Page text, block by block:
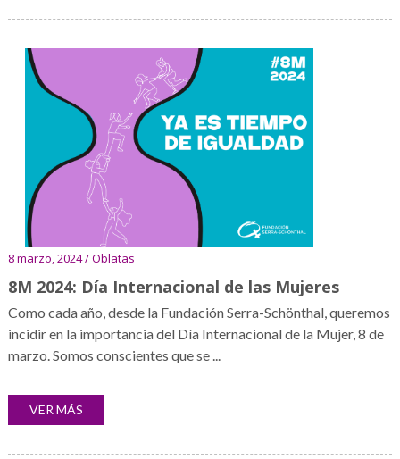
8 marzo, 2024 / Oblatas
8M 2024: Día Internacional de las Mujeres
Como cada año, desde la Fundación Serra-Schönthal, queremos
incidir en la importancia del Día Internacional de la Mujer, 8 de
marzo. Somos conscientes que se ...
VER MÁS